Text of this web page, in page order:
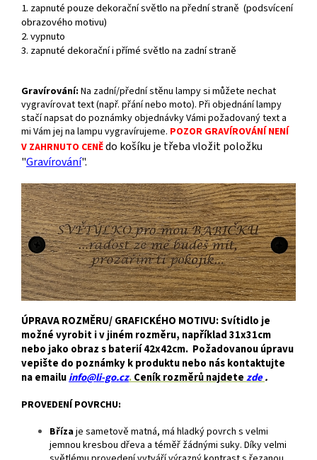
1. zapnuté pouze dekorační světlo na přední straně (podsvícení
obrazového motivu)
2. vypnuto
3. zapnuté dekorační i přímé světlo na zadní straně
Gravírování: Na zadní/přední stěnu lampy si můžete nechat
vygravírovat text (např. přání nebo moto). Při objednání lampy
stačí napsat do poznámky objednávky Vámi požadovaný text a
mi Vám jej na lampu vygravírujeme. POZOR GRAVÍROVÁNÍ NENÍ
V ZAHRNUTO CENĚdo košíku je třeba vložit položku
"Gravírování".
ÚPRAVA ROZMĚRU/ GRAFICKÉHO MOTIVU: Svítidlo je
možné vyrobit i v jiném rozměru, například 31x31cm
nebo jako obraz s baterií 42x42cm. Požadovanou úpravu
vepište do poznámky k produktu nebo nás kontaktujte
na emailuinfo@li-go.cz.Ceník rozměrů najdetezde.
PROVEDENÍ POVRCHU:
Břízaje sametově matná, má hladký povrch s velmi
jemnou kresbou dřeva a téměř žádnými suky. Díky velmi